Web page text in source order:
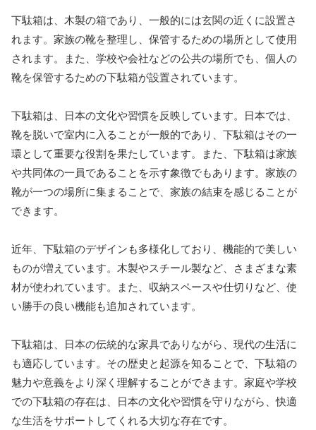
下駄箱は、木製の箱であり、一般的には玄関の近くに設置さ
れます。家族の靴を整理し、保管するための場所として使用
されます。また、学校や会社などの公共の場所でも、個人の
靴を保管するための下駄箱が設置されています。
下駄箱は、日本の文化や習慣を反映しています。日本では、
靴を脱いで室内に入ることが一般的であり、下駄箱はその一
環として重要な役割を果たしています。また、下駄箱は家族
や共同体の一員であることを示す象徴でもあります。家族の
靴が一つの場所に集まることで、家族の結束を感じることが
できます。
近年、下駄箱のデザインも多様化しており、機能的で美しい
ものが増えています。木製やスチール製など、さまざまな素
材が使われています。また、収納スペースや仕切りなど、使
い勝手の良い機能も追加されています。
下駄箱は、日本の伝統的な家具でありながら、現代の生活に
も適応しています。その歴史と起源を知ることで、下駄箱の
魅力や意義をより深く理解することができます。家庭や学校
での下駄箱の存在は、日本の文化や習慣を守りながら、快適
な生活をサポートしてくれる大切な存在です。